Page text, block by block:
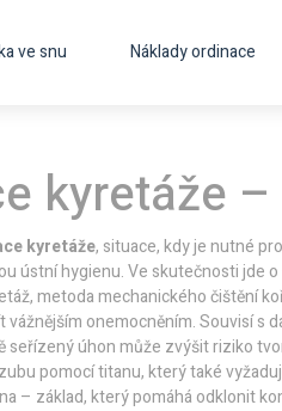
ve snu Náklady ordinace
kyretáže
kyretáže, situace, kdy je nutné
ústní hygienu. Ve skutečnosti jde
,metoda mechanického čištění
vážnějším onemocněním. Souvisí s
seřízený úhon může zvýšit riziko
pomocí titanu, který také
– základ, který pomáhá odklonit